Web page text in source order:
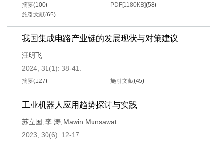
摘要(100) PDF[1180KB](58)
施引文献(65)
我国集成电路产业链的发展现状与对策建议
汪明飞
2024, 31(1): 38-41.
摘要(127) 施引文献(45)
工业机器人应用趋势探讨与实践
苏立国 , 李 涛, Mawin Munsawat
2023, 30(6): 12-17.